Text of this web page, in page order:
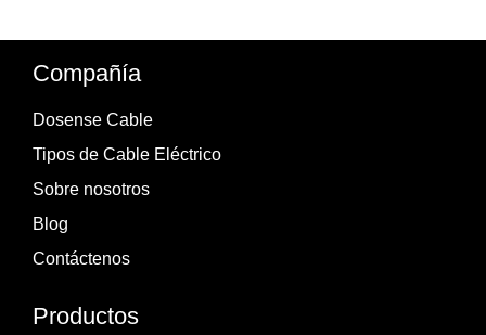
Compañía
Dosense Cable
Tipos de Cable Eléctrico
Sobre nosotros
Blog
Contáctenos
Productos